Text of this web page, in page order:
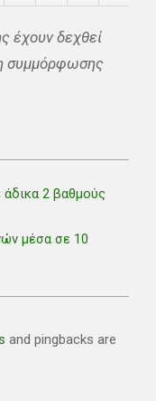
έχουν δεχθεί
συμμόρφωσης
2 βαθμούς
μέσα σε 10
and pingbacks are